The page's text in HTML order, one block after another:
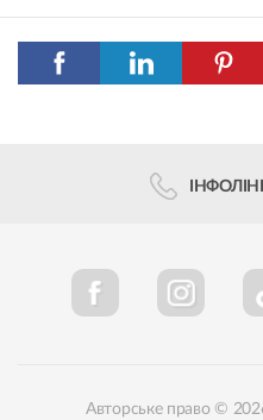
Авторське право ©